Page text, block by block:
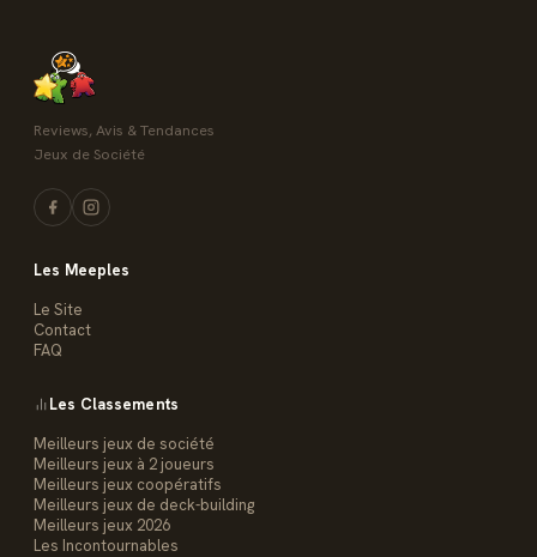
Reviews, Avis & Tendances
Jeux de Société
Les Meeples
Le Site
Contact
FAQ
Les Classements
Meilleurs jeux de société
Meilleurs jeux à 2 joueurs
Meilleurs jeux coopératifs
Meilleurs jeux de deck-building
Meilleurs jeux 2026
Les Incontournables